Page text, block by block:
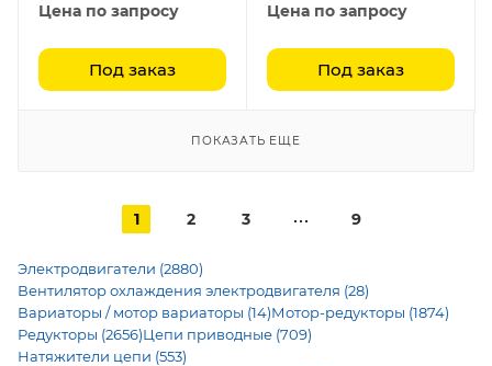
Цена по запросу
Под заказ
Цена по запросу
Под заказ
ПОКАЗАТЬ ЕЩЕ
1 2 3 9
Электродвигатели (2880)
Вентилятор охлаждения электродвигателя (28)
Вариаторы / мотор вариаторы (14)Мотор-редукторы (1874)
Редукторы (2656)Цепи приводные (709)
Натяжители цепи (553)